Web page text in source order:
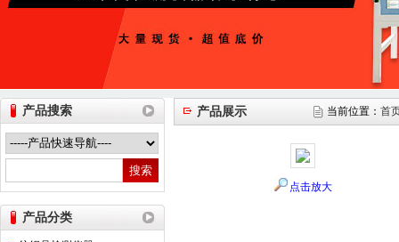
山东德瑞克仪器股份有限公司
产品搜索
产品分类
产品展示 当前位置： 首
点击放大